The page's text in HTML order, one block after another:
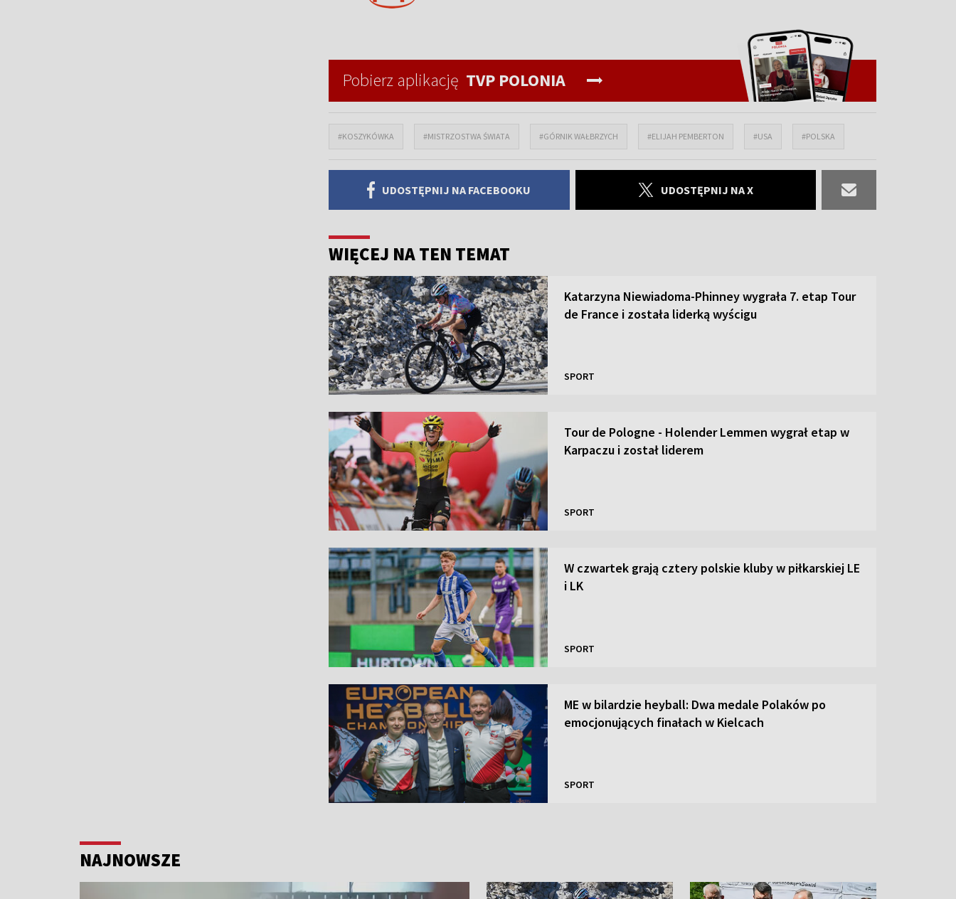
Pobierz aplikację TVP POLONIA
#KOSZYKÓWKA #MISTRZOSTWA ŚWIATA #GÓRNIK WAŁBRZYCH #ELIJAH PEMBERTON #USA #POLSKA
UDOSTĘPNIJ NA FACEBOOKU UDOSTĘPNIJ NA X
WIĘCEJ NA TEN TEMAT
Katarzyna Niewiadoma-Phinney wygrała 7. etap Tour
de France i została liderką wyścigu
SPORT
Tour de Pologne - Holender Lemmen wygrał etap w
Karpaczu i został liderem
SPORT
W czwartek grają cztery polskie kluby w piłkarskiej LE
i LK
SPORT
ME w bilardzie heyball: Dwa medale Polaków po
emocjonujących finałach w Kielcach
SPORT
NAJNOWSZE